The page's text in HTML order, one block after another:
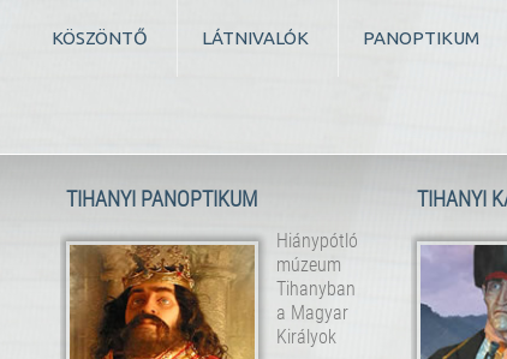
KÖSZÖNTŐ LÁTNIVALÓK PANOPTIKUM
TIHANYI PANOPTIKUM
Hiánypótló
múzeum
Tihanyban
a Magyar
Királyok
TIHANYI